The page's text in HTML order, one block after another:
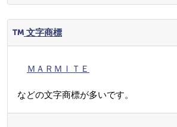
文字商標
ＭＡＲＭＩＴＥ
などの文字商標が多いです。